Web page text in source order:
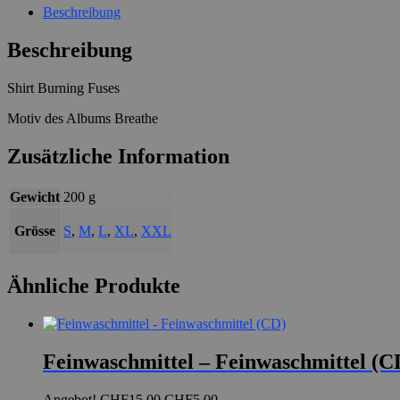
Beschreibung
Beschreibung
Shirt Burning Fuses
Motiv des Albums Breathe
Zusätzliche Information
Gewicht 200 g
Grösse S, M, L, XL, XXL
Ähnliche Produkte
Feinwaschmittel – Feinwaschmittel